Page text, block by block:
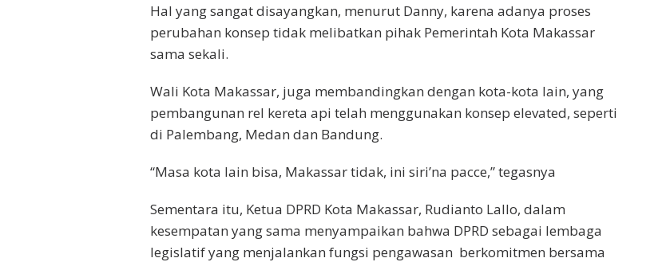
Hal yang sangat disayangkan, menurut Danny, karena adanya proses
perubahan konsep tidak melibatkan pihak Pemerintah Kota Makassar
sama sekali.
Wali Kota Makassar, juga membandingkan dengan kota-kota lain, yang
pembangunan rel kereta api telah menggunakan konsep elevated, seperti
di Palembang, Medan dan Bandung.
“Masa kota lain bisa, Makassar tidak, ini siri’na pacce,” tegasnya
Sementara itu, Ketua DPRD Kota Makassar, Rudianto Lallo, dalam
kesempatan yang sama menyampaikan bahwa DPRD sebagai lembaga
legislatif yang menjalankan fungsi pengawasan berkomitmen bersama